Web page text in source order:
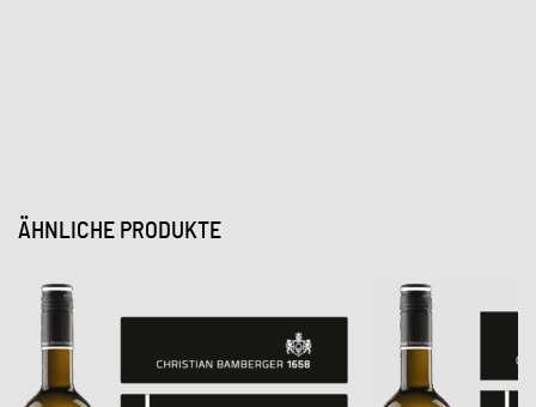
ÄHNLICHE PRODUKTE